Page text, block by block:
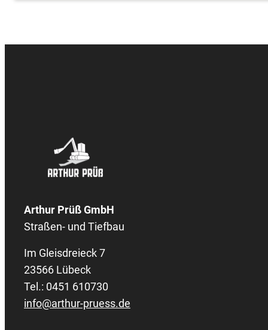
Arthur Prüß GmbH
Straßen- und Tiefbau
Im Gleisdreieck 7
23566 Lübeck
Tel.: 0451 610730
info@arthur-pruess.de